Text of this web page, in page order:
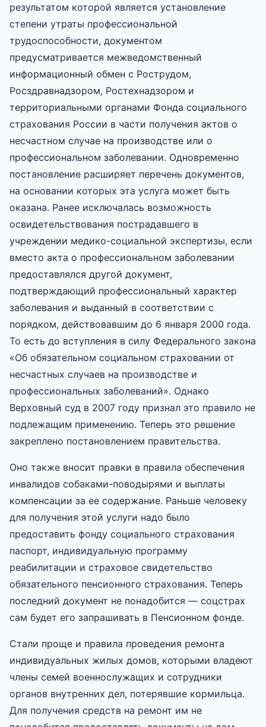
результатом которой является установление
степени утраты профессиональной
трудоспособности, документом
предусматривается межведомственный
информационный обмен с Рострудом,
Росздравнадзором, Ростехнадзором и
территориальными органами Фонда социального
страхования России в части получения актов о
несчастном случае на производстве или о
профессиональном заболевании. Одновременно
постановление расширяет перечень документов,
на основании которых эта услуга может быть
оказана. Ранее исключалась возможность
освидетельствования пострадавшего в
учреждении медико-социальной экспертизы, если
вместо акта о профессиональном заболевании
предоставлялся другой документ,
подтверждающий профессиональный характер
заболевания и выданный в соответствии с
порядком, действовавшим до 6 января 2000 года.
То есть до вступления в силу Федерального закона
«Об обязательном социальном страховании от
несчастных случаев на производстве и
профессиональных заболеваний». Однако
Верховный суд в 2007 году признал это правило не
подлежащим применению. Теперь это решение
закреплено постановлением правительства.
Оно также вносит правки в правила обеспечения
инвалидов собаками-поводырями и выплаты
компенсации за ее содержание. Раньше человеку
для получения этой услуги надо было
предоставить фонду социального страхования
паспорт, индивидуальную программу
реабилитации и страховое свидетельство
обязательного пенсионного страхования. Теперь
последний документ не понадобится — соцстрах
сам будет его запрашивать в Пенсионном фонде.
Стали проще и правила проведения ремонта
индивидуальных жилых домов, которыми владеют
члены семей военнослужащих и сотрудники
органов внутренних дел, потерявшие кормильца.
Для получения средств на ремонт им не